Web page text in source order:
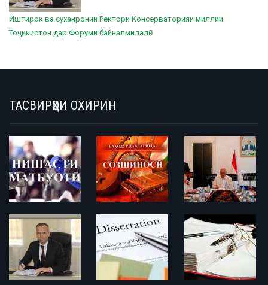
Иштирок ва суханронии Ректори Консерваторияи миллии
Тоҷикистон дар Форуми байналмилалӣ
ТАСВИРҲОИ ОХИРИН